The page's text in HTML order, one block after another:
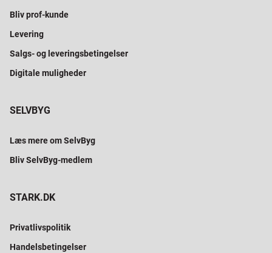
Bliv prof-kunde
Levering
Salgs- og leveringsbetingelser
Digitale muligheder
SELVBYG
Læs mere om SelvByg
Bliv SelvByg-medlem
STARK.DK
Privatlivspolitik
Handelsbetingelser